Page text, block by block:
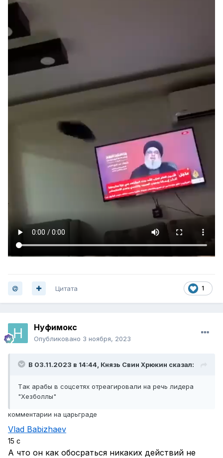
1
Цитата
Нуфимокс
Опубликовано 3 ноября, 2023
В 03.11.2023 в 14:44, Князь Свин Хрюкин сказал:
Tак арабы в соцсетях отреагировали на речь лидера
"Хезболлы"
комментарии на царьграде
Vlad Babizhaev
15 с
А что он как обосраться никаких действий не